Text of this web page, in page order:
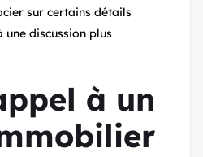
sur certains détails
discussion plus
à un